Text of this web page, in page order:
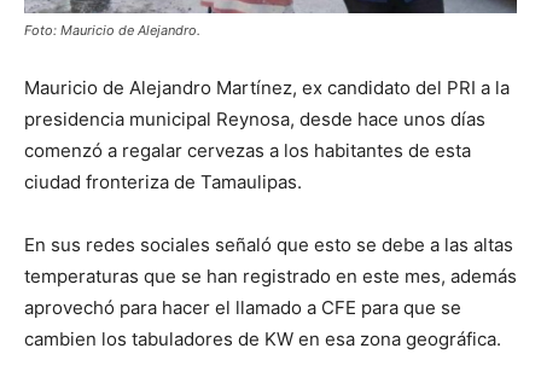
Foto: Mauricio de Alejandro.
Mauricio de Alejandro Martínez, ex candidato del PRI a la
presidencia municipal Reynosa, desde hace unos días
comenzó a regalar cervezas a los habitantes de esta
ciudad fronteriza de Tamaulipas.
En sus redes sociales señaló que esto se debe a las altas
temperaturas que se han registrado en este mes, además
aprovechó para hacer el llamado a CFE para que se
cambien los tabuladores de KW en esa zona geográfica.